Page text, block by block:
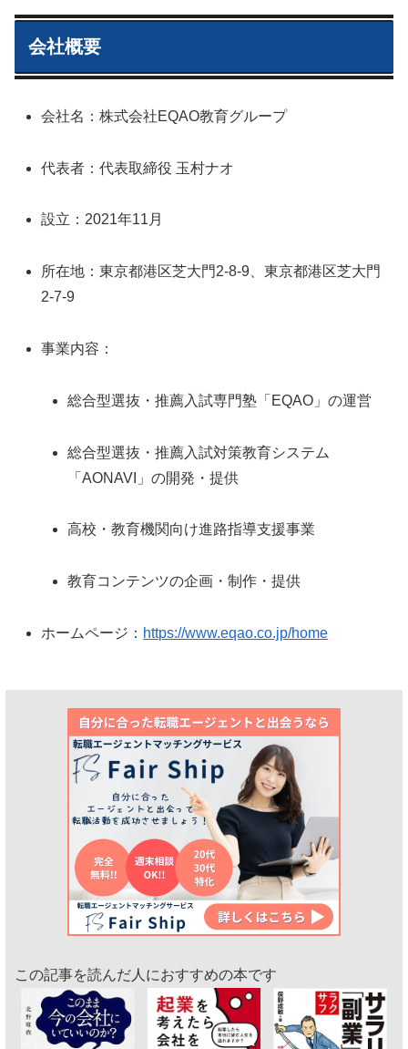
会社概要
会社名：株式会社EQAO教育グループ
代表者：代表取締役 玉村ナオ
設立：2021年11月
所在地：東京都港区芝大門2-8-9、東京都港区芝大門
2-7-9
事業内容：
総合型選抜・推薦入試専門塾「EQAO」の運営
総合型選抜・推薦入試対策教育システム
「AONAVI」の開発・提供
高校・教育機関向け進路指導支援事業
教育コンテンツの企画・制作・提供
ホームページ： https://www.eqao.co.jp/home
この記事を読んだ人におすすめの本です